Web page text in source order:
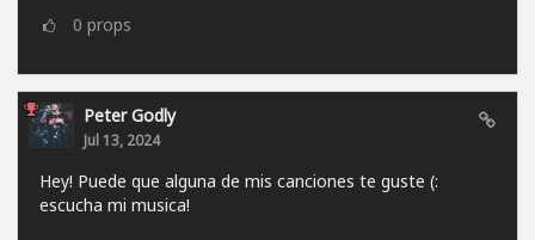
0 props
Peter Godly
Jul 13, 2024
Hey! Puede que alguna de mis canciones te guste (:
escucha mi musica!